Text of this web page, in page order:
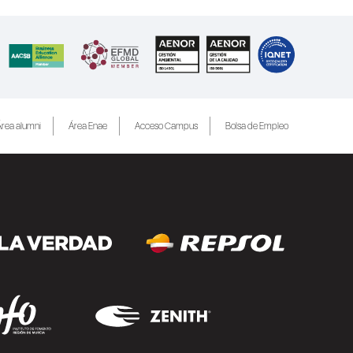
alumni Área Enae Acceso Campus Bolsa de Empleo